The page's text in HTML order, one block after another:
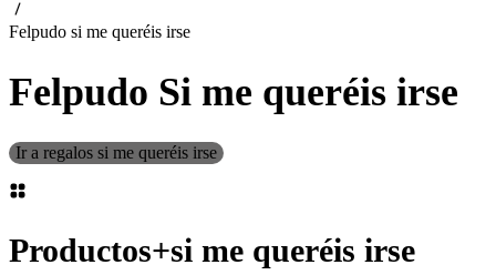
Felpudo si me queréis irse
Felpudo Si me queréis irse
Ir a regalos si me queréis irse
Productos+si me queréis irse